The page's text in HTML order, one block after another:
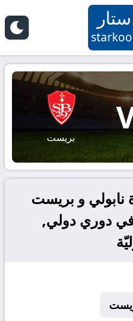
بريست
نابولي و بريست
03-08-2025 في دوري دولي,